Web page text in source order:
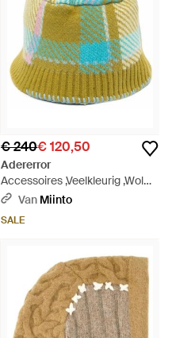
€ 240€ 120,50
Adererror
Accessoires ,Veelkleurig ,Wol
Geruite Gebreide Bucket Hoed
Van Miinto
SALE